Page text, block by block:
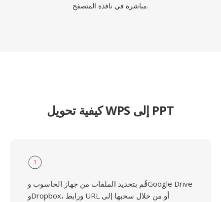
مباشرة في نافذة المتصفح.
كيفية تحويل WPS إلى PPT
1
قُم بتحديد الملفات من جهاز الحاسوب وGoogle Drive
وDropbox، ورابط URL أو من خلال سحبها إلى